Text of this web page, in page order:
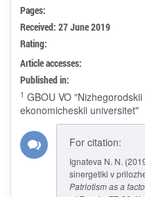
Pages:
Received: 27 June 2019
Rating:
Article accesses:
Published in:
1 GBOU VO
ekonomicheskii universitet"
For citation:
Ignateva N. N.
sinergetiki v
Patriotism as a